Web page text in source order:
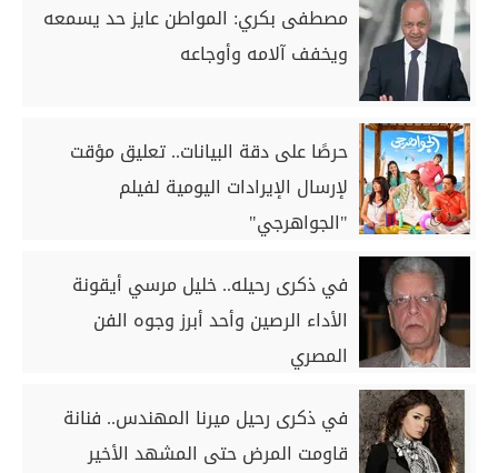
مصطفى بكري: المواطن عايز حد يسمعه
ويخفف آلامه وأوجاعه
حرصًا على دقة البيانات.. تعليق مؤقت
لإرسال الإيرادات اليومية لفيلم
"الجواهرجي"
في ذكرى رحيله.. خليل مرسي أيقونة
الأداء الرصين وأحد أبرز وجوه الفن
المصري
في ذكرى رحيل ميرنا المهندس.. فنانة
قاومت المرض حتى المشهد الأخير